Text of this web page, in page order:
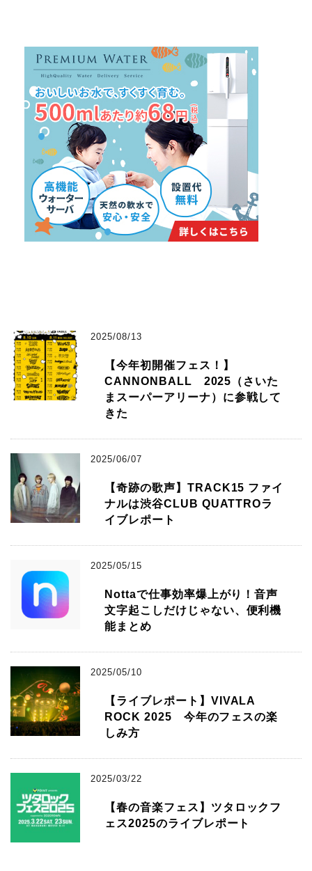
2025/08/13
【今年初開催フェス！】
CANNONBALL 2025（さいた
まスーパーアリーナ）に参戦して
きた
2025/06/07
【奇跡の歌声】TRACK15 ファイ
ナルは渋谷CLUB QUATTROラ
イブレポート
2025/05/15
Nottaで仕事効率爆上がり！音声
文字起こしだけじゃない、便利機
能まとめ
2025/05/10
【ライブレポート】VIVALA
ROCK 2025 今年のフェスの楽
しみ方
2025/03/22
【春の音楽フェス】ツタロックフ
ェス2025のライブレポート